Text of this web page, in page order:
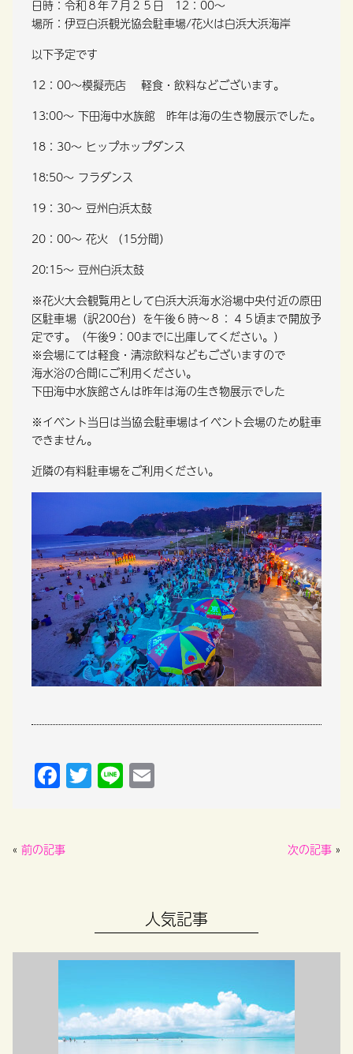
日時：令和８年７月２５日 12：00～
場所：伊豆白浜観光協会駐車場/花火は白浜大浜海岸
以下予定です
12：00～模擬売店 軽食・飲料などございます。
13:00～ 下田海中水族館 昨年は海の生き物展示でした。
18：30～ ヒップホップダンス
18:50～ フラダンス
19：30～ 豆州白浜太鼓
20：00～ 花火 （15分間）
20:15～ 豆州白浜太鼓
※花火大会観覧用として白浜大浜海水浴場中央付近の原田
区駐車場（訳200台）を午後６時～８：４５頃まで開放予
定です。（午後9：00までに出庫してください。）
※会場にては軽食・清涼飲料などもございますので
海水浴の合間にご利用ください。
下田海中水族館さんは昨年は海の生き物展示でした
※イベント当日は当協会駐車場はイベント会場のため駐車
できません。
近隣の有料駐車場をご利用ください。
F
a
e
k
T
w
Li
n
« 前の記事 次の記事 »
人気記事